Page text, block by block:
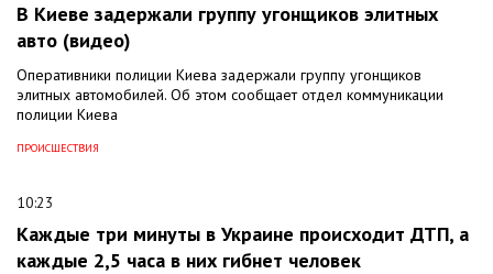
В Киеве задержали группу угонщиков элитных
авто (видео)
Оперативники полиции Киева задержали группу угонщиков
элитных автомобилей. Об этом сообщает отдел коммуникации
полиции Киева
ПРОИСШЕСТВИЯ
10:23
Каждые три минуты в Украине происходит ДТП, а
каждые 2,5 часа в них гибнет человек